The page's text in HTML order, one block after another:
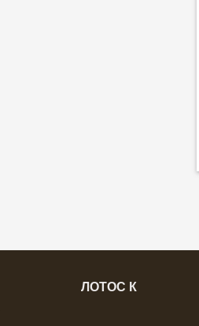
ЛОТОС К